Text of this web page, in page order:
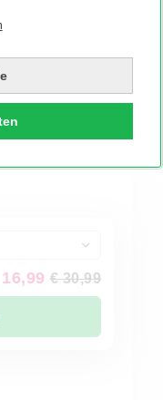
producten | VIBE10
€ 30,99